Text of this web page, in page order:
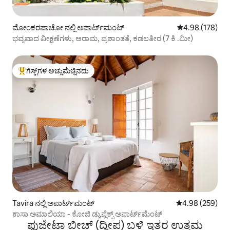
ಮೋಂಕರಪಾಚೋ ನಲ್ಲಿ ಅಪಾರ್ಟ್‌ಮಂಟ್ 5 ರಲ್ಲಿ 4.98
4.98 (178)
ಭವ್ಯವಾದ ವೀಕ್ಷಣೆಗಳು, ಆರಾಮ, ಪ್ರಶಾಂತತೆ, ಕಡಲತೀರ (7 ಕಿ .ಮೀ)
ಗೆಸ್ಟ್‌ಗಳಿಗೆ ಅತಿ ಹೆಚ್ಚು ಅಚ್ಚುಮೆಚ್ಚಿನದು
ಗೆಸ್ಟ್‌ಗಳ ಅಚ್ಚುಮೆಚ್ಚಿನದು
Tavira ನಲ್ಲಿ ಅಪಾರ್ಟ್‌ಮಂಟ್ 5 ರಲ್ಲಿ 4.98
4.98 (259)
ಕಾಸಾ ಅಮಾಲಿಯಾ - ಕೋಜಿ ಡ್ಯುಪ್ಲೆಕ್ಸ್ ಅಪಾರ್ಟ್‌ಮೆಂಟ್
ಫುಜೇಟಾ ಬೀಚ್ (ದ್ವೀಪ) ಬಳಿ ಇತರ ಉತ್ತಮ